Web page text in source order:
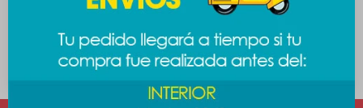
Carpeta Sanrio -
Cinnamoroll
Carpeta unicornio A4 -
celeste
$ 189